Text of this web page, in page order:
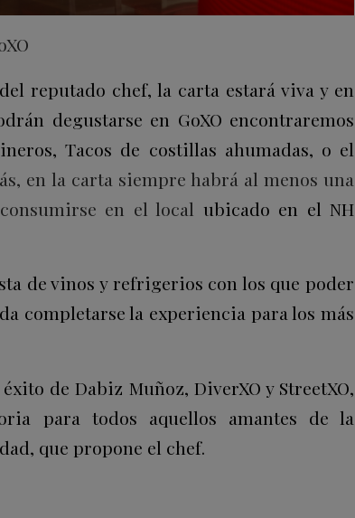
reputado chef, la carta estará viva y en
degustarse en GoXO encontraremos
Tacos de costillas ahumadas, o el
en la carta siempre habrá al menos una
en el local ubicado en el NH
de vinos y refrigerios con los que poder
completarse la experiencia para los más
de Dabiz Muñoz, DiverXO y StreetXO,
para todos aquellos amantes de la
que propone el chef.